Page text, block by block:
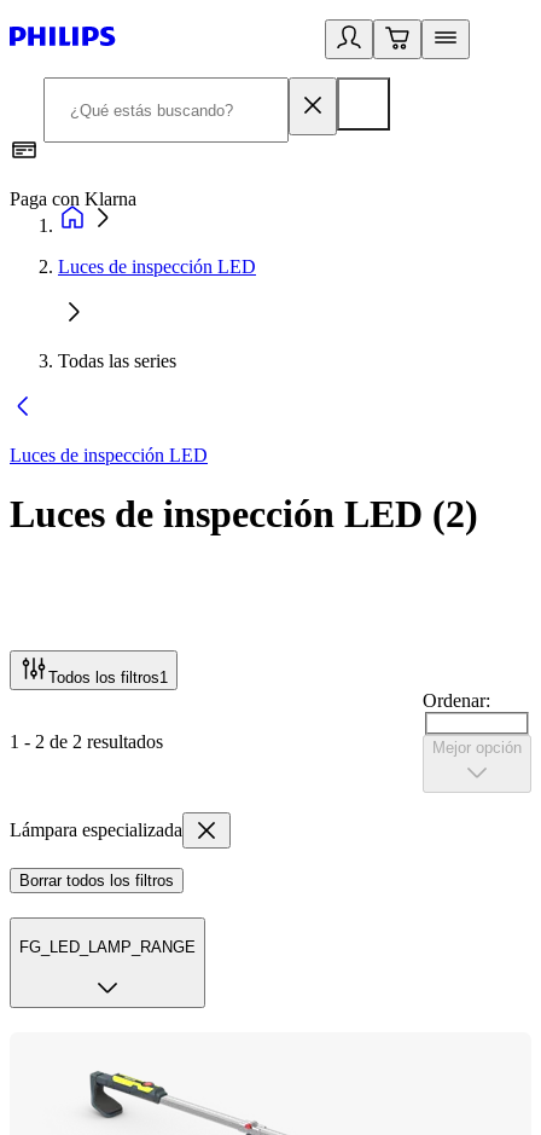
Paga con Klarna
Luces de inspección LED
Todas las series
Luces de inspección LED
Luces de inspección LED (2)
Todos los filtros1
1 - 2 de 2 resultados
Ordenar:
Mejor opción
Lámpara especializada
Borrar todos los filtros
FG_LED_LAMP_RANGE